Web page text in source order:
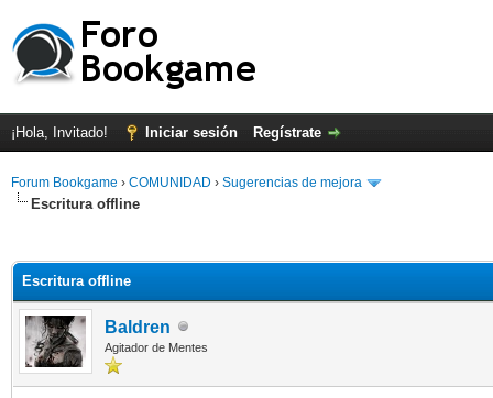
¡Hola, Invitado! Iniciar sesión Regístrate
Forum Bookgame › COMUNIDAD › Sugerencias de mejora
Escritura offline
Escritura offline
Baldren
Agitador de Mentes